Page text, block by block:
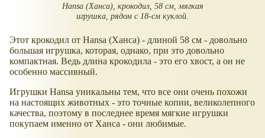
Hansa (Ханса), крокодил, 58 см, мягкая
игрушка, рядом с 18-см куклой.
Этот крокодил от Hansa (Ханса) - длиной 58 см - довольно
большая игрушка, которая, однако, при это довольно
компактная. Ведь длина крокодила - это его хвост, а он не
особенно массивный.
Игрушки Hansa уникальны тем, что все они очень похожи
на настоящих животных - это точные копии, великолепного
качества, поэтому в последнее время мягкие игрушки
покупаем именно от Ханса - они любимые.